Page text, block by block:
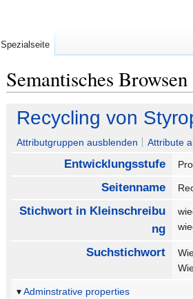
Semantisches Browsen
Zur
Navigation
springen
Zur
Suche
springen
Recycling von
Attributgruppen ausblenden Attribute
Entwicklungsstufe
Seitenname
Stichwort in Kleinschreibu
ng
Suchstichwort
Adminstrative properties
Spezialseite